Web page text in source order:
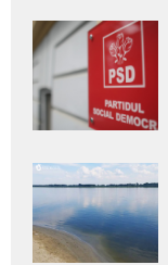
Adaugă
aici textul
pentru
subtitlu
Adaugă
aici textul
pentru
subtitlu